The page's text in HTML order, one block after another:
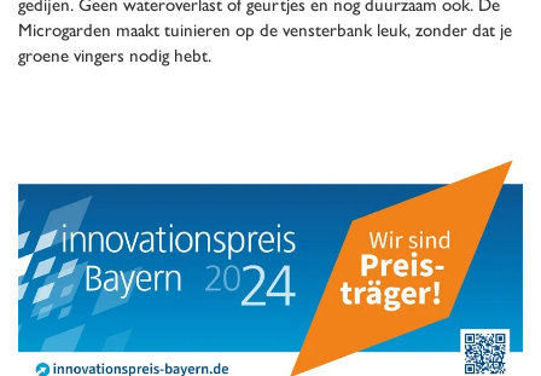
Microgarden maakt tuinieren op de vensterbank leuk, zonder dat je
groene vingers nodig hebt.